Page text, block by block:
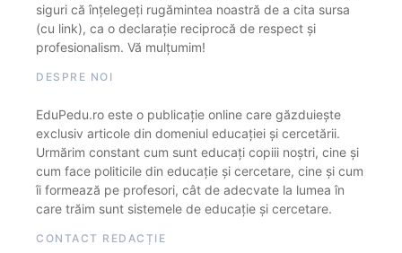
siguri că înțelegeți rugămintea noastră de a cita sursa
(cu link), ca o declarație reciprocă de respect și
profesionalism. Vă mulțumim!
DESPRE NOI
EduPedu.ro este o publicație online care găzduiește
exclusiv articole din domeniul educației și cercetării.
Urmărim constant cum sunt educați copiii noștri, cine și
cum face politicile din educație și cercetare, cine și cum
îi formează pe profesori, cât de adecvate la lumea în
care trăim sunt sistemele de educație și cercetare.
CONTACT REDACȚIE